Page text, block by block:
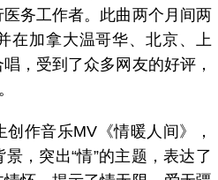
务工作者。此曲两个月间两
在加拿大温哥华、北京、上
，受到了众多网友的好评，
作音乐MV《情暖人间》，
，突出“情”的主题，表达了